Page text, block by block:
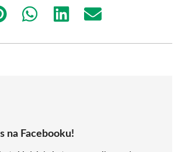
Share
Share
Share
na Facebooku!